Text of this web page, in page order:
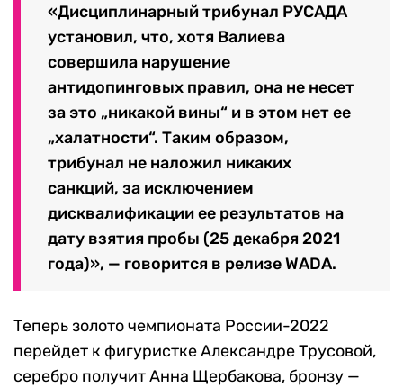
«Дисциплинарный трибунал РУСАДА
установил, что, хотя Валиева
совершила нарушение
антидопинговых правил, она не несет
за это „никакой вины“ и в этом нет ее
„халатности“. Таким образом,
трибунал не наложил никаких
санкций, за исключением
дисквалификации ее результатов на
дату взятия пробы (25 декабря 2021
года)», — говорится в релизе WADA.
Теперь золото чемпионата России-2022
перейдет к фигуристке Александре Трусовой,
серебро получит Анна Щербакова, бронзу —